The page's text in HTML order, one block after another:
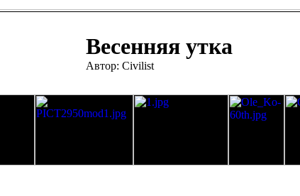
Весенняя утка
Автор: Civilist